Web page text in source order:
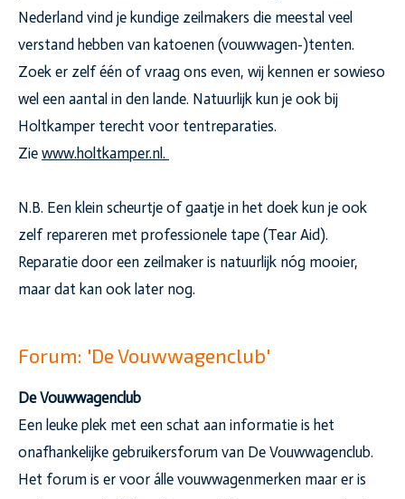
Nederland vind je kundige zeilmakers die meestal veel
verstand hebben van katoenen (vouwwagen-)tenten.
Zoek er zelf één of vraag ons even, wij kennen er sowieso
wel een aantal in den lande. Natuurlijk kun je ook bij
Holtkamper terecht voor tentreparaties.
Zie www.holtkamper.nl.
N.B. Een klein scheurtje of gaatje in het doek kun je ook
zelf repareren met professionele tape (Tear Aid).
Reparatie door een zeilmaker is natuurlijk nóg mooier,
maar dat kan ook later nog.
Forum: 'De Vouwwagenclub'
De Vouwwagenclub
Een leuke plek met een schat aan informatie is het
onafhankelijke gebruikersforum van De Vouwwagenclub.
Het forum is er voor álle vouwwagenmerken maar er is